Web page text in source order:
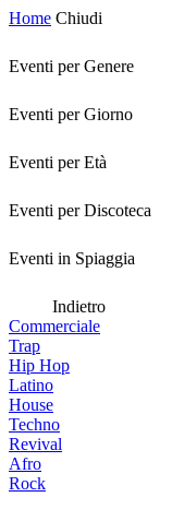
Home Chiudi
Eventi per Genere
Eventi per Giorno
Eventi per Età
Eventi per Discoteca
Eventi in Spiaggia
Indietro
Commerciale
Trap
Hip Hop
Latino
House
Techno
Revival
Afro
Rock